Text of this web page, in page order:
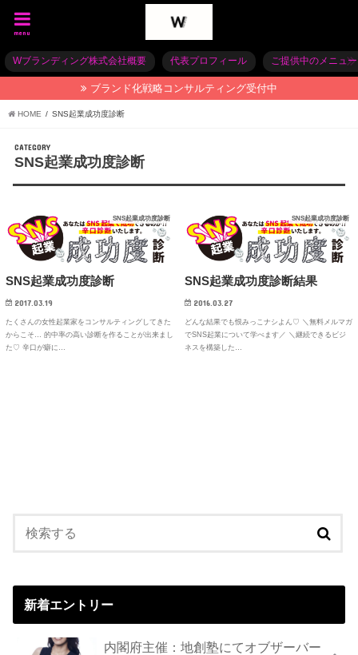
menu
Wブランディング株式会社概要 代表プロフィール ご提供中のメニュー
ブランド化戦略コンサルティング受付中
HOME SNS起業成功度診断
CATEGORY
SNS起業成功度診断
SNS起業成功度診断
SNS起業成功度診断
2017.03.19
たくさんの女性起業家をコンサルティングしてきた
からこそ… 的中率の高い診断を作ることが出来まし
た♡ 辛口が癖に…
SNS起業成功度診断
SNS起業成功度診断結果
2016.03.27
どんな結果でも恨みっこナシよん♡ ＼無料メルマガ
でSNS起業について学べます／ ＼継続できるビジ
ネスを構築した…
新着エントリー
内閣府主催：地創塾にてオブザーバー